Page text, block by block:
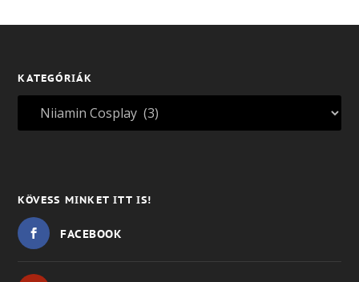
KATEGÓRIÁK
KÖVESS MINKET ITT IS!
FACEBOOK